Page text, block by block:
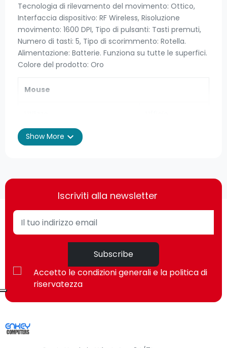
Tecnologia di rilevamento del movimento: Ottico,
Interfaccia dispositivo: RF Wireless, Risoluzione
movimento: 1600 DPI, Tipo di pulsanti: Tasti premuti,
Numero di tasti: 5, Tipo di scorimmento: Rotella.
Alimentazione: Batterie. Funziona su tutte le superfici.
Colore del prodotto: Oro
Mouse
Interfaccia dispositivo
Tipo di scorimmento Rotella
Numero di tasti
Tasti premuti
Risoluzione movimento 1600 DPI
Numero di modalità di
Show More expand_more
Iscriviti alla newsletter
Subscribe
Accetto le condizioni generali e la politica di
riservatezza